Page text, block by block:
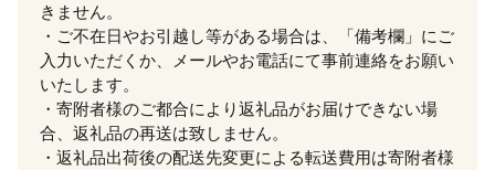
きません。
・ご不在日やお引越し等がある場合は、「備考欄」にご
入力いただくか、メールやお電話にて事前連絡をお願い
いたします。
・寄附者様のご都合により返礼品がお届けできない場
合、返礼品の再送は致しません。
・返礼品出荷後の配送先変更による転送費用は寄附者様